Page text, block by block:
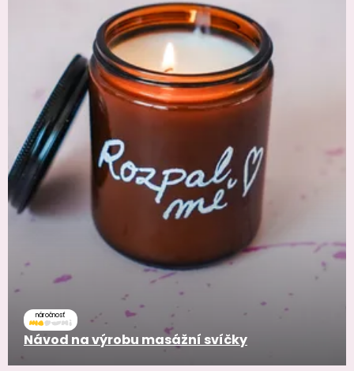
náročnosť
Návod na výrobu masážní svíčky